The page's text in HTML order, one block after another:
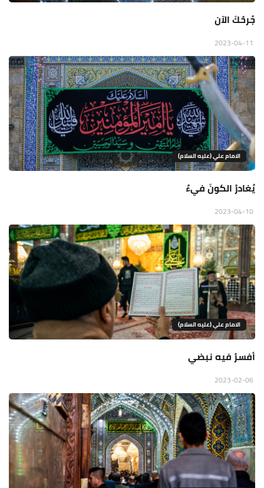
جُرحُكَ الآن
الامام علي (عليه السلام)
يُغادرُ الكونَ فيءٌ
الامام علي (عليه السلام)
أفسرُ فيه نبضي